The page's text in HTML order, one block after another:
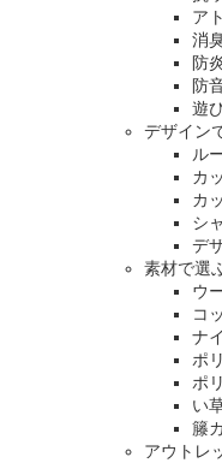
ア
消
防
防
遊
デザイン
ル
カ
カ
シ
デ
素材で選
ウ
コ
ナ
ポ
ポ
い
籐
アウトレ